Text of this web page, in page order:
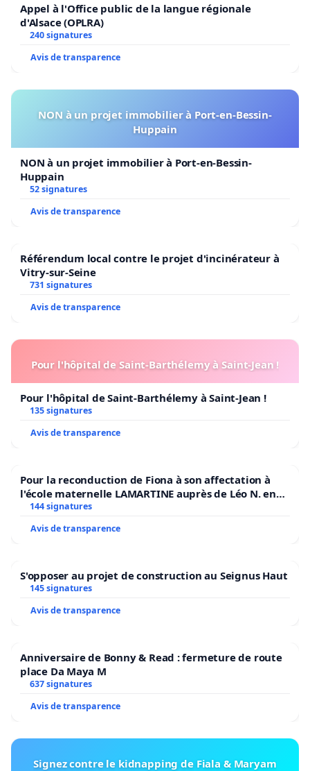
Appel à l'Office public de la langue régionale
d'Alsace (OPLRA)
240 signatures
Avis de transparence
NON à un projet immobilier à Port-en-Bessin-
Huppain
NON à un projet immobilier à Port-en-Bessin-
Huppain
52 signatures
Avis de transparence
Référendum local contre le projet d'incinérateur à
Vitry-sur-Seine
731 signatures
Avis de transparence
Pour l'hôpital de Saint-Barthélemy à Saint-Jean !
Pour l'hôpital de Saint-Barthélemy à Saint-Jean !
135 signatures
Avis de transparence
Pour la reconduction de Fiona à son affectation à
l'école maternelle LAMARTINE auprès de Léo N. en
2026/2027
144 signatures
Avis de transparence
S'opposer au projet de construction au Seignus Haut
145 signatures
Avis de transparence
Anniversaire de Bonny & Read : fermeture de route
place Da Maya M
637 signatures
Avis de transparence
Signez contre le kidnapping de Fiala & Maryam